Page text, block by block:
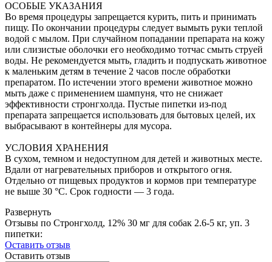
ОСОБЫЕ УКАЗАНИЯ
Во время процедуры запрещается курить, пить и принимать
пищу. По окончании процедуры следует вымыть руки теплой
водой с мылом. При случайном попадании препарата на кожу
или слизистые оболочки его необходимо тотчас смыть струей
воды. Не рекомендуется мыть, гладить и подпускать животное
к маленьким детям в течение 2 часов после обработки
препаратом. По истечении этого времени животное можно
мыть даже с применением шампуня, что не снижает
эффективности стронгхолда. Пустые пипетки из-под
препарата запрещается использовать для бытовых целей, их
выбрасывают в контейнеры для мусора.
УСЛОВИЯ ХРАНЕНИЯ
В сухом, темном и недоступном для детей и животных месте.
Вдали от нагревательных приборов и открытого огня.
Отдельно от пищевых продуктов и кормов при температуре
не выше 30 °С. Срок годности — 3 года.
Развернуть
Отзывы по Стронгхолд, 12% 30 мг для собак 2.6-5 кг, уп. 3
пипетки:
Оставить отзыв
Оставить отзыв